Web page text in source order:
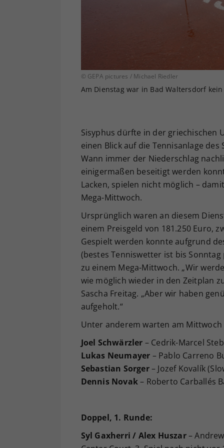
© GEPA pictures / Michael Riedler
Am Dienstag war in Bad Waltersdorf
Sisyphus dürfte in der griechischen
einen Blick auf die Tennisanlage
Wann immer der Niederschlag
einigermaßen beseitigt werden
Lacken, spielen nicht möglich –
Mega-Mittwoch.
Ursprünglich waren an diesem
einem Preisgeld von 181.250 Euro,
Gespielt werden konnte aufgrund
(bestes Tenniswetter ist bis
zu einem Mega-Mittwoch. „Wir
wie möglich wieder in den Zeitplan
Sascha Freitag. „Aber wir haben
aufgeholt.“
Unter anderem warten am
Joel Schwärzler – Cedrik-Marcel
Lukas Neumayer – Pablo Carreno
Sebastian Sorger– Jozef Kovalík
Dennis Novak– Roberto Carballés
Doppel, 1. Runde:
Syl Gaxherri / Alex Huszar–